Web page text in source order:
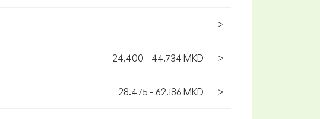
>
24.400 - 44.734 MKD >
28.475 - 62.186 MKD >